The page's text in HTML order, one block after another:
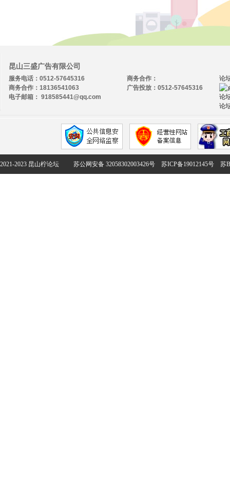
昆山三盛广告有限公司
服务电话：0512-57645316
商务合作：18136541063
电子邮箱： 918585441@qq.com
论
论
论
商务合作：
广告投放：0512-57645316
2021-2023 昆山柠论坛 苏公网安备 32058302003426号 苏ICP备19012145号 苏